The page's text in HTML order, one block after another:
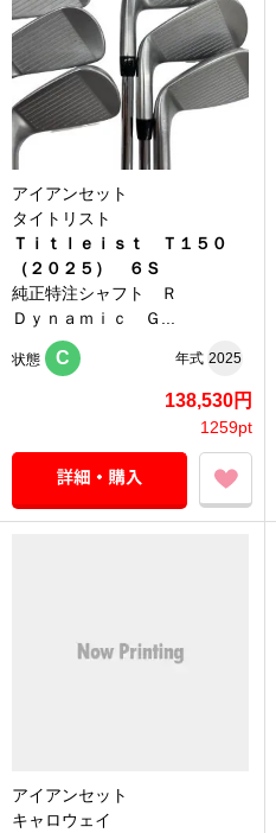
アイアンセット
タイトリスト
Ｔｉｔｌｅｉｓｔ Ｔ１５０
（２０２５） ６Ｓ
純正特注シャフト Ｒ
Ｄｙｎａｍｉｃ Ｇ...
状態 C 年式 2025
138,530円
1259pt
アイアンセット
キャロウェイ